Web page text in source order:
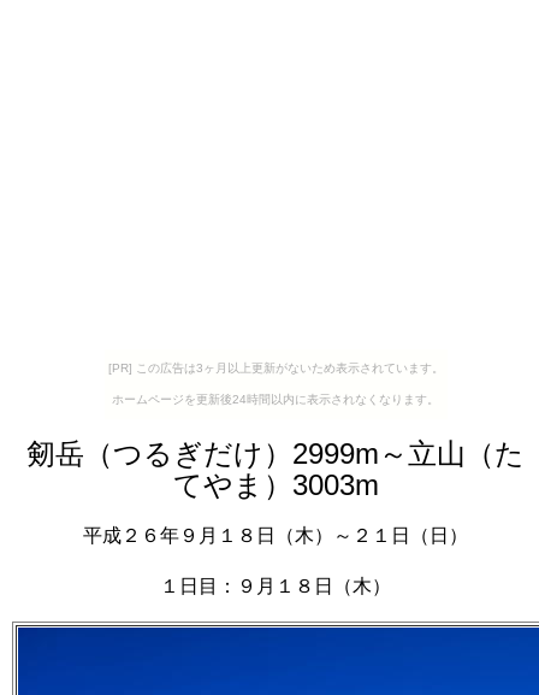
[PR] この広告は3ヶ月以上更新がないため表示されています。
ホームページを更新後24時間以内に表示されなくなります。
剱岳（つるぎだけ）2999m～立山（た
てやま）3003m
平成２６年９月１８日（木）～２１日（日）
１日目：９月１８日（木）